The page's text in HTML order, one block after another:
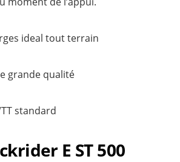
ideal tout terrain
grande qualité
standard
E ST 500